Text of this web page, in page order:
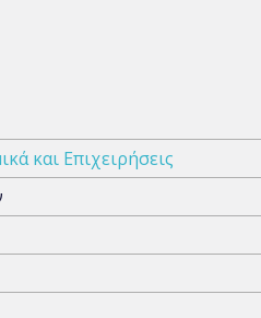
και Επιχειρήσεις